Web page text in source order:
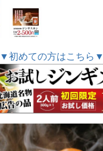
▼初めての方はこちら▼